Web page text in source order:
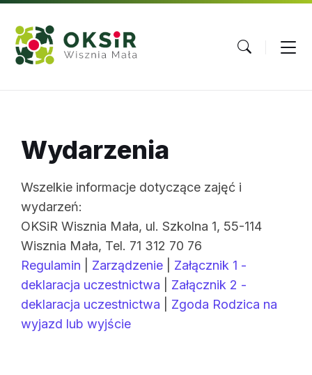
Skip
content
Skip
main
navigation
Skip
footer
Wydarzenia
Wszelkie informacje dotyczące zajęć i
wydarzeń:
OKSiR Wisznia Mała, ul. Szkolna 1, 55-114
Wisznia Mała, Tel. 71 312 70 76
Regulamin
Zarządzenie
Załącznik 1 -
deklaracja uczestnictwa
Załącznik 2 -
deklaracja uczestnictwa
Zgoda Rodzica na
wyjazd lub wyjście